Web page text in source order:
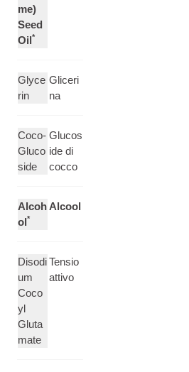
me)
Seed
Oil*
Glyce
rin
Gliceri
na
Coco-
Gluco
side
Glucos
ide di
cocco
Alcoh
ol*
Alcool
Disodi
um
Coco
yl
Gluta
mate
Tensio
attivo